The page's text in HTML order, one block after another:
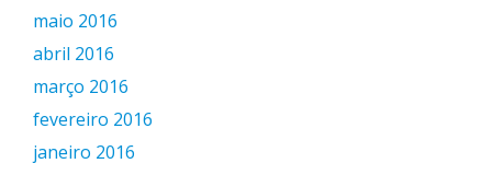
maio 2016
abril 2016
março 2016
fevereiro 2016
janeiro 2016